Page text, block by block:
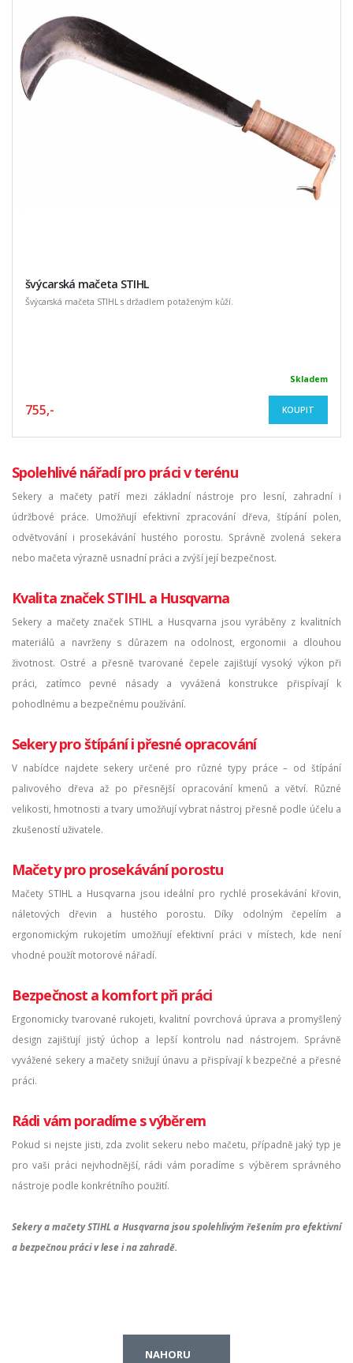
švýcarská mačeta STIHL
Švýcarská mačeta STIHL s držadlem potaženým kůží.
Skladem
755,- KOUPIT
Spolehlivé nářadí pro práci v terénu
Sekery a mačety patří mezi základní nástroje pro lesní, zahradní i
údržbové práce. Umožňují efektivní zpracování dřeva, štípání polen,
odvětvování i prosekávání hustého porostu. Správně zvolená sekera
nebo mačeta výrazně usnadní práci a zvýší její bezpečnost.
Kvalita značek STIHL a Husqvarna
Sekery a mačety značek STIHL a Husqvarna jsou vyráběny z kvalitních
materiálů a navrženy s důrazem na odolnost, ergonomii a dlouhou
životnost. Ostré a přesně tvarované čepele zajišťují vysoký výkon při
práci, zatímco pevné násady a vyvážená konstrukce přispívají k
pohodlnému a bezpečnému používání.
Sekery pro štípání i přesné opracování
V nabídce najdete sekery určené pro různé typy práce – od štípání
palivového dřeva až po přesnější opracování kmenů a větví. Různé
velikosti, hmotnosti a tvary umožňují vybrat nástroj přesně podle účelu a
zkušeností uživatele.
Mačety pro prosekávání porostu
Mačety STIHL a Husqvarna jsou ideální pro rychlé prosekávání křovin,
náletových dřevin a hustého porostu. Díky odolným čepelím a
ergonomickým rukojetím umožňují efektivní práci v místech, kde není
vhodné použít motorové nářadí.
Bezpečnost a komfort při práci
Ergonomicky tvarované rukojeti, kvalitní povrchová úprava a promyšlený
design zajišťují jistý úchop a lepší kontrolu nad nástrojem. Správně
vyvážené sekery a mačety snižují únavu a přispívají k bezpečné a přesné
práci.
Rádi vám poradíme s výběrem
Pokud si nejste jisti, zda zvolit sekeru nebo mačetu, případně jaký typ je
pro vaši práci nejvhodnější, rádi vám poradíme s výběrem správného
nástroje podle konkrétního použití.
Sekery a mačety STIHL a Husqvarna jsou spolehlivým řešením pro efektivní
a bezpečnou práci v lese i na zahradě.
NAHORU